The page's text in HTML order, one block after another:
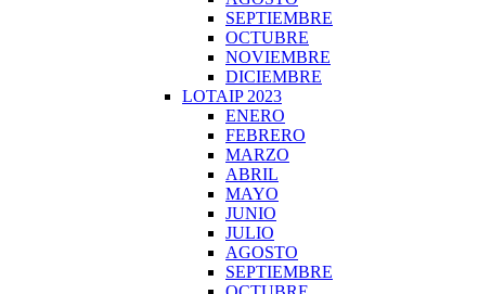
SEPTIEMBRE
OCTUBRE
NOVIEMBRE
DICIEMBRE
LOTAIP 2023
ENERO
FEBRERO
MARZO
ABRIL
MAYO
JUNIO
JULIO
AGOSTO
SEPTIEMBRE